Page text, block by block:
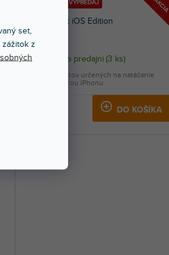
set,
z
AKCIA
🔥 SEZÓNNY VÝPREDAJ
Vlogger Kit iOS Edition
Skladom na predajni (3 ks)
DO KOŠÍKA
Sada produktov určených na natáčanie
videa pomocou iPhonu.